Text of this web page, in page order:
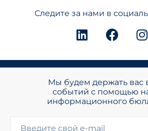
Следите за нами в
Мы будем держать вас
событий с помощью
информационного